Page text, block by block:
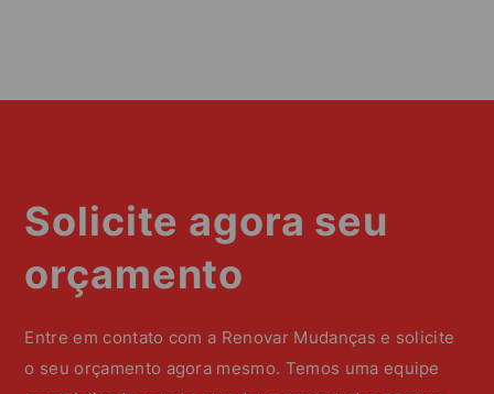
Solicite agora seu
orçamento
Entre em contato com a Renovar Mudanças e solicite
o seu orçamento agora mesmo. Temos uma equipe